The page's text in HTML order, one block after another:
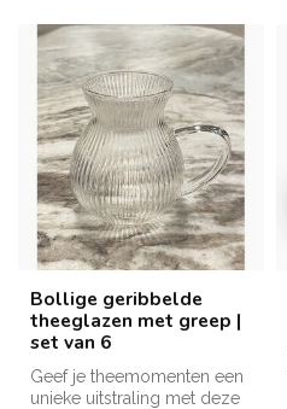
Bollige geribbelde
theeglazen met greep |
set van 6
Geef je theemomenten een
unieke uitstraling met deze